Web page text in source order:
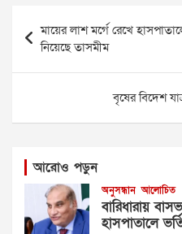
navigation
মায়ের লাশ মর্গে রেখে
নিয়েছে তাসমীম
বৃষের বিদেশ
আরোও পড়ুন
অনুসন্ধান আলোচিত
বারিধারায়
হাসপাতালে